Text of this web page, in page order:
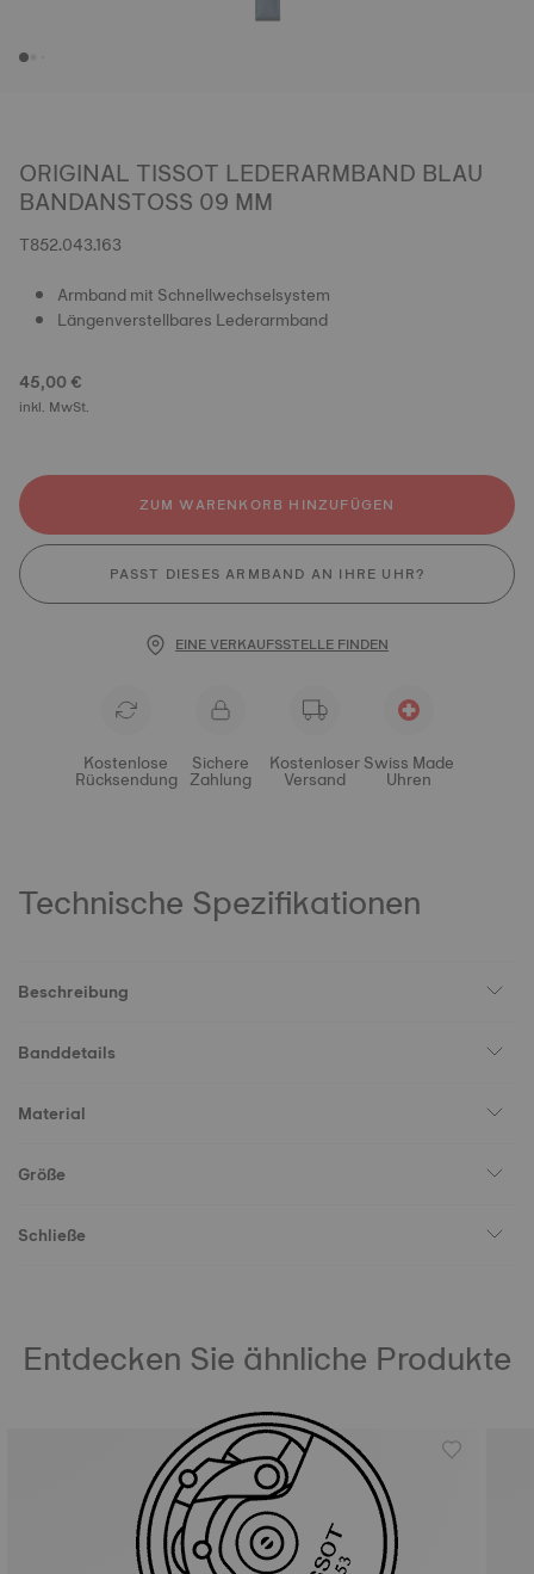
ORIGINAL TISSOT LEDERARMBAND BLAU
BANDANSTOSS 09 MM
T852.043.163
Armband mit Schnellwechselsystem
Längenverstellbares Lederarmband
45,00 €
inkl. MwSt.
ZUM WARENKORB HINZUFÜGEN
PASST DIESES ARMBAND AN IHRE UHR?
EINE VERKAUFSSTELLE FINDEN
Kostenlose
Rücksendung
Sichere
Zahlung
Kostenloser
Versand
Swiss Made
Uhren
Technische Spezifikationen
Beschreibung
Banddetails
Material
Größe
Schließe
Entdecken Sie ähnliche Produkte